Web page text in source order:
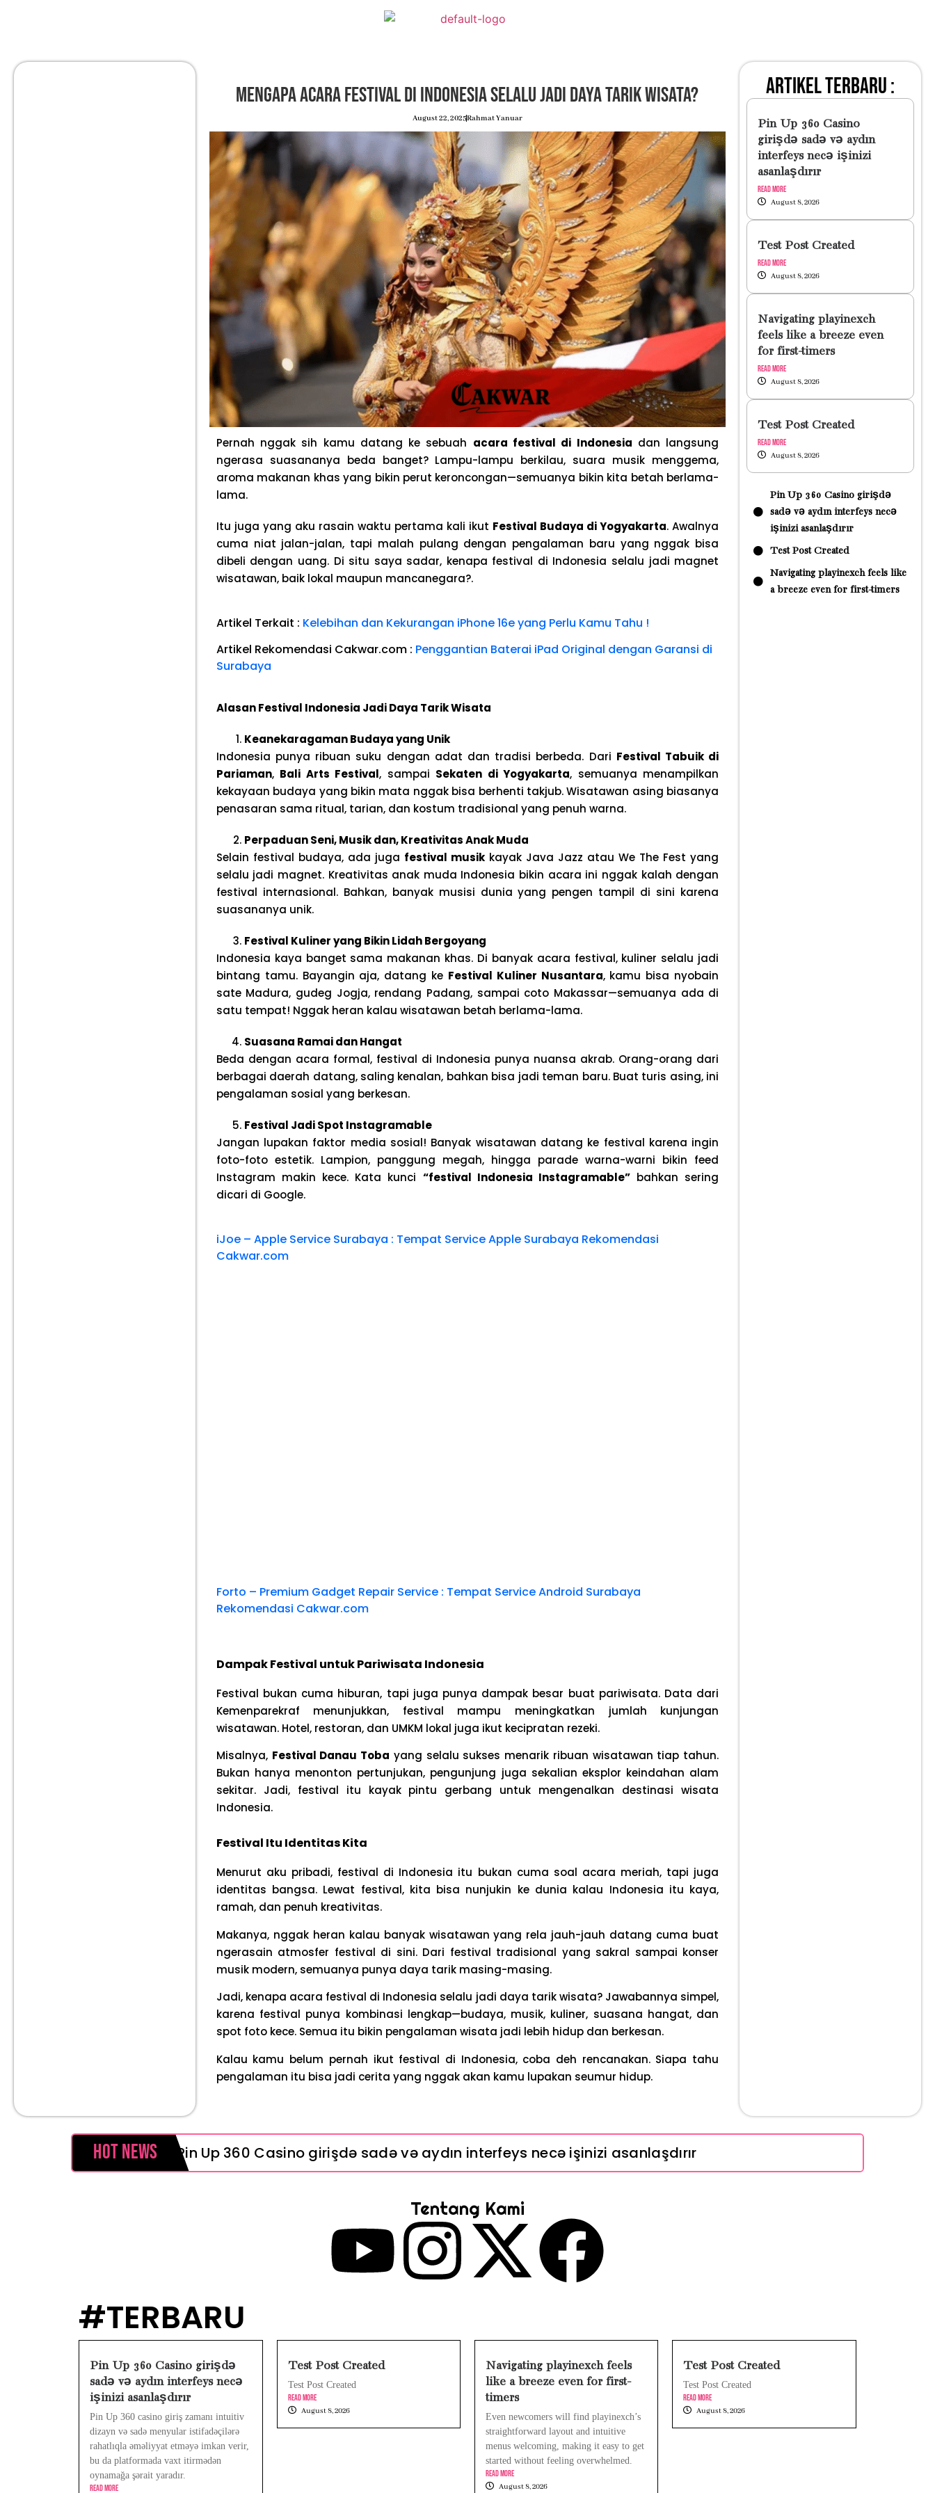
Mengapa Acara Festival di Indonesia Selalu Jadi Daya Tarik Wisata?
August 22, 2025Rahmat Yanuar
Pernah nggak sih kamu datang ke sebuah acara festival di Indonesia dan langsung
ngerasa suasananya beda banget? Lampu-lampu berkilau, suara musik menggema,
aroma makanan khas yang bikin perut keroncongan—semuanya bikin kita betah berlama-
lama.
Itu juga yang aku rasain waktu pertama kali ikut Festival Budaya di Yogyakarta. Awalnya
cuma niat jalan-jalan, tapi malah pulang dengan pengalaman baru yang nggak bisa
dibeli dengan uang. Di situ saya sadar, kenapa festival di Indonesia selalu jadi magnet
wisatawan, baik lokal maupun mancanegara?.
Artikel Terkait : Kelebihan dan Kekurangan iPhone 16e yang Perlu Kamu Tahu !
Artikel Rekomendasi Cakwar.com : Penggantian Baterai iPad Original dengan Garansi di
Surabaya
Alasan Festival Indonesia Jadi Daya Tarik Wisata
Keanekaragaman Budaya yang Unik
Indonesia punya ribuan suku dengan adat dan tradisi berbeda. Dari Festival Tabuik di
Pariaman, Bali Arts Festival, sampai Sekaten di Yogyakarta, semuanya menampilkan
kekayaan budaya yang bikin mata nggak bisa berhenti takjub. Wisatawan asing biasanya
penasaran sama ritual, tarian, dan kostum tradisional yang penuh warna.
Perpaduan Seni, Musik dan, Kreativitas Anak Muda
Selain festival budaya, ada juga festival musikkayak Java Jazz atau We The Fest yang
selalu jadi magnet. Kreativitas anak muda Indonesia bikin acara ini nggak kalah dengan
festival internasional. Bahkan, banyak musisi dunia yang pengen tampil di sini karena
suasananya unik.
Festival Kuliner yang Bikin Lidah Bergoyang
Indonesia kaya banget sama makanan khas. Di banyak acara festival, kuliner selalu jadi
bintang tamu. Bayangin aja, datang ke Festival Kuliner Nusantara, kamu bisa nyobain
sate Madura, gudeg Jogja, rendang Padang, sampai coto Makassar—semuanya ada di
satu tempat! Nggak heran kalau wisatawan betah berlama-lama.
Suasana Ramai dan Hangat
Beda dengan acara formal, festival di Indonesia punya nuansa akrab. Orang-orang dari
berbagai daerah datang, saling kenalan, bahkan bisa jadi teman baru. Buat turis asing, ini
pengalaman sosial yang berkesan.
Festival Jadi Spot Instagramable
Jangan lupakan faktor media sosial! Banyak wisatawan datang ke festival karena ingin
foto-foto estetik. Lampion, panggung megah, hingga parade warna-warni bikin feed
Instagram makin kece. Kata kunci “festival Indonesia Instagramable”bahkan sering
dicari di Google.
iJoe – Apple Service Surabaya : Tempat Service Apple Surabaya Rekomendasi
Cakwar.com
Forto – Premium Gadget Repair Service : Tempat Service Android Surabaya
Rekomendasi Cakwar.com
Dampak Festival untuk Pariwisata Indonesia
Festival bukan cuma hiburan, tapi juga punya dampak besar buat pariwisata. Data dari
Kemenparekraf menunjukkan, festival mampu meningkatkan jumlah kunjungan
wisatawan. Hotel, restoran, dan UMKM lokal juga ikut kecipratan rezeki.
Misalnya, Festival Danau Toba yang selalu sukses menarik ribuan wisatawan tiap tahun.
Bukan hanya menonton pertunjukan, pengunjung juga sekalian eksplor keindahan alam
sekitar. Jadi, festival itu kayak pintu gerbang untuk mengenalkan destinasi wisata
Indonesia.
Festival Itu Identitas Kita
Menurut aku pribadi, festival di Indonesia itu bukan cuma soal acara meriah, tapi juga
identitas bangsa. Lewat festival, kita bisa nunjukin ke dunia kalau Indonesia itu kaya,
ramah, dan penuh kreativitas.
Makanya, nggak heran kalau banyak wisatawan yang rela jauh-jauh datang cuma buat
ngerasain atmosfer festival di sini. Dari festival tradisional yang sakral sampai konser
musik modern, semuanya punya daya tarik masing-masing.
Jadi, kenapa acara festival di Indonesia selalu jadi daya tarik wisata? Jawabannya simpel,
karena festival punya kombinasi lengkap—budaya, musik, kuliner, suasana hangat, dan
spot foto kece. Semua itu bikin pengalaman wisata jadi lebih hidup dan berkesan.
Kalau kamu belum pernah ikut festival di Indonesia, coba deh rencanakan. Siapa tahu
pengalaman itu bisa jadi cerita yang nggak akan kamu lupakan seumur hidup.
artikel terbaru :
Pin Up 360 Casino
girişdə sadə və aydın
interfeys necə işinizi
asanlaşdırır
Read More
August 8, 2026
Test Post Created
Read More
August 8, 2026
Navigating playinexch
feels like a breeze even
for first-timers
Read More
August 8, 2026
Test Post Created
Read More
August 8, 2026
Pin Up 360 Casino girişdə
sadə və aydın interfeys necə
işinizi asanlaşdırır
Test Post Created
Navigating playinexch feels like
a breeze even for first-timers
Hot News
Pin Up 360 Casino girişdə sadə və aydın interfeys necə işinizi asanlaşdırır
Navigating playinexch feels like a breeze even for first-timers
Navigating online poker sites Australia feels surprisingly intuitive for newcomers
Navigating the Nuances of Live Dealer Casinos Australia for First-Time Players
Test Post Created
Tentang Kami
#TERBARU
Pin Up 360 Casino girişdə
sadə və aydın interfeys necə
işinizi asanlaşdırır
Pin Up 360 casino giriş zamanı intuitiv
dizayn və sadə menyular istifadəçilərə
rahatlıqla əməliyyat etməyə imkan verir,
bu da platformada vaxt itirmədən
oynamağa şərait yaradır.
Read More
Test Post Created
Test Post Created
Read More
August 8, 2026
Navigating playinexch feels
like a breeze even for first-
timers
Even newcomers will find playinexch’s
straightforward layout and intuitive
menus welcoming, making it easy to get
started without feeling overwhelmed.
Read More
August 8, 2026
Test Post Created
Test Post Created
Read More
August 8, 2026